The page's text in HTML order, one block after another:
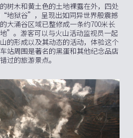
树木和黄土色的土地裸露在外，四处
地狱谷”，呈现出如同异世界般震撼
大涌谷区域已整修成一条约700米长
”。游客可以与火山活动监视员一起
的形成以及其动态的活动，体验这个
站周围是著名的黑蛋和其他纪念品店
过的旅游景点。